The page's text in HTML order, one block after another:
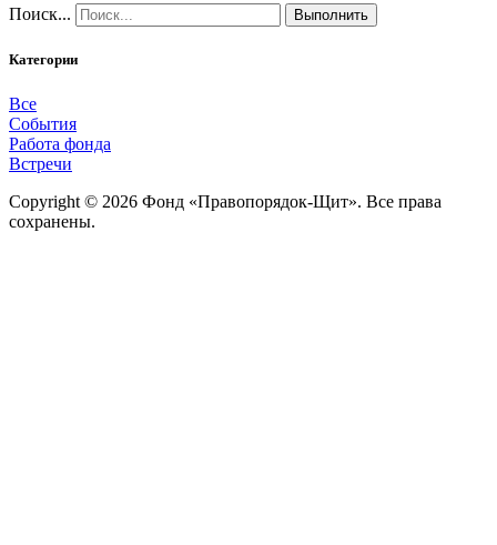
Поиск... Выполнить
Категории
Все
События
Работа фонда
Встречи
Copyright © 2026 Фонд «Правопорядок-Щит». Все права
сохранены.